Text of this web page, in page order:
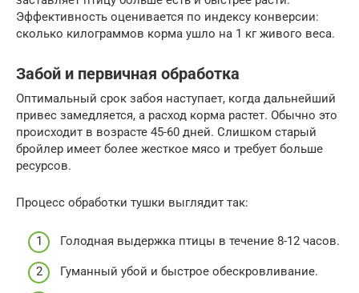
Эффективность оценивается по индексу конверсии:
сколько килограммов корма ушло на 1 кг живого веса.
Забой и первичная обработка
Оптимальный срок забоя наступает, когда дальнейший
привес замедляется, а расход корма растет. Обычно это
происходит в возрасте 45-60 дней. Слишком старый
бройлер имеет более жесткое мясо и требует больше
ресурсов.
Процесс обработки тушки выглядит так:
Голодная выдержка птицы в течение 8-12 часов.
Гуманный убой и быстрое обескровливание.